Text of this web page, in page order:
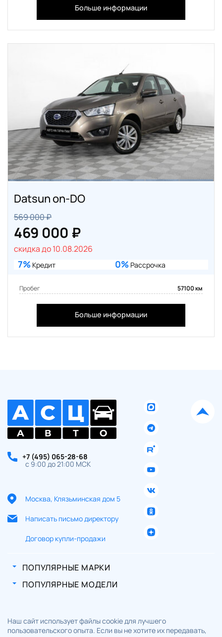
Больше информации
Datsun on-DO
569 000 ₽
469 000 ₽
скидка до 10.08.2026
7% Кредит 0% Рассрочка
Пробег 57100 км
Больше информации
+7 (495) 065-28-68
с 9:00 до 21:00 МСК
Москва, Клязьминская дом 5
Написать письмо директору
Договор купли-продажи
ПОПУЛЯРНЫЕ МАРКИ
ПОПУЛЯРНЫЕ МОДЕЛИ
Наш сайт использует файлы cookie для лучшего
пользовательского опыта. Если вы не хотите их передавать,